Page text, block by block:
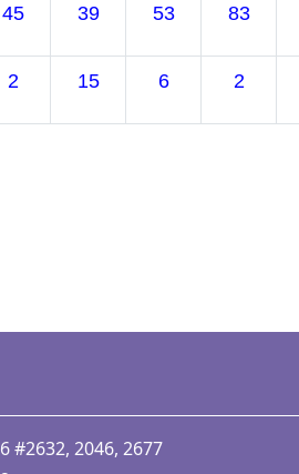
45 39 53 83
2 15 6 2
#2632, 2046, 2677